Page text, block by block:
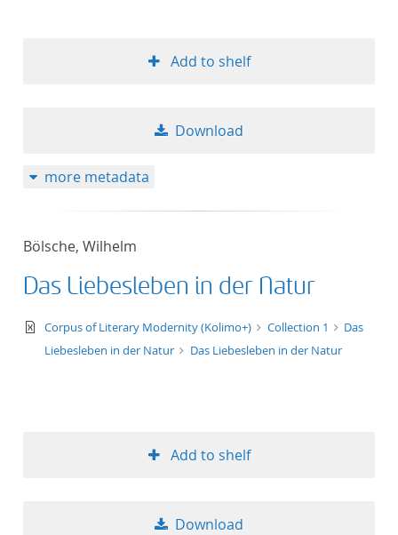
Add to shelf
Download
more metadata
Bölsche, Wilhelm
Das Liebesleben in der Natur
text/xml
Corpus of Literary Modernity (Kolimo+) Collection 1
Das
Liebesleben in der Natur
Das Liebesleben in der Natur
Add to shelf
Download